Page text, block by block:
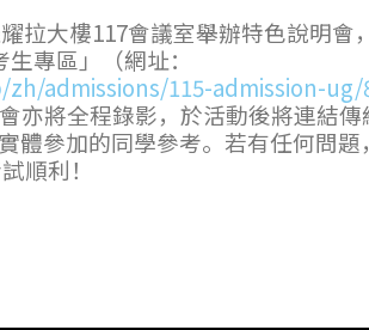
拉大樓117會議室舉辦特色說明會
專區」（網址：
admissions/115-admission-ug/
亦將全程錄影，於活動後將連結傳
體參加的同學參考。若有任何問題
順利！